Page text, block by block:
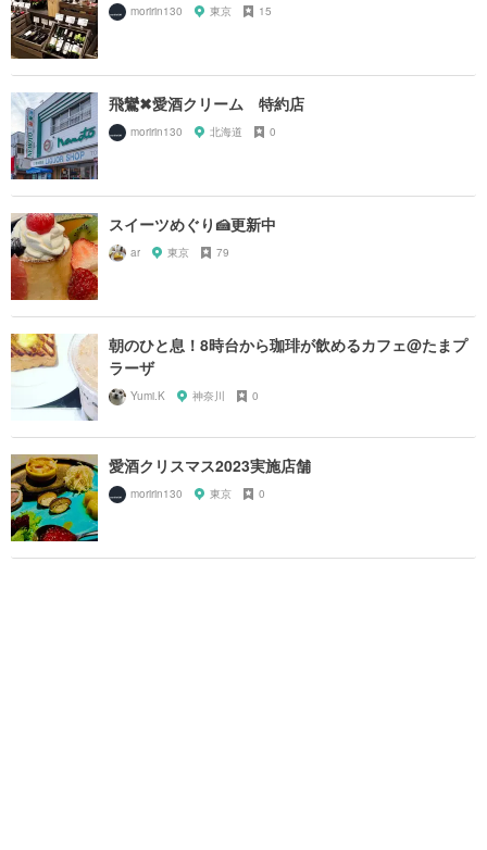
moririn130 東京 15
飛鸞✖愛酒クリーム 特約店
moririn130 北海道 0
スイーツめぐり🍰更新中
ar 東京 79
朝のひと息！8時台から珈琲が飲めるカフェ@たまプ
ラーザ
Yumi.K 神奈川 0
愛酒クリスマス2023実施店舗
moririn130 東京 0